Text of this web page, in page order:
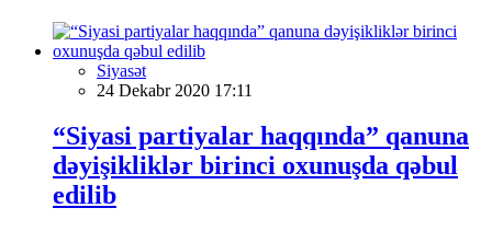
Siyasət
24 Dekabr 2020 17:11
“Siyasi partiyalar haqqında” qanuna
dəyişikliklər birinci oxunuşda qəbul
edilib